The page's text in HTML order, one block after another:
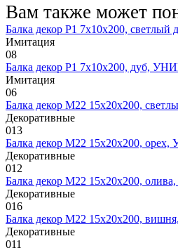
Вам также может
Балка декор Р1 7х10х200,
Имитация
08
Балка декор Р1 7х10х200, дуб,
Имитация
06
Балка декор М22 15х20х200,
Декоративные
013
Балка декор М22 15х20х200,
Декоративные
012
Балка декор М22 15х20х200,
Декоративные
016
Балка декор М22 15х20х200,
Декоративные
011